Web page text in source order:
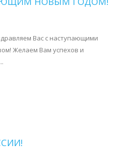
Вас с наступающими
Желаем Вам успехов и